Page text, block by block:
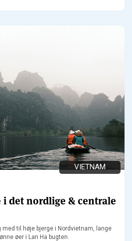
VIETNAM
i det nordlige & centrale
til høje bjerge i Nordvietnam, lange
øer i Lan Ha bugten.